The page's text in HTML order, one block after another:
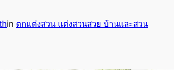
in ตกแต่งสวน แต่งสวนสวย บ้านและสวน